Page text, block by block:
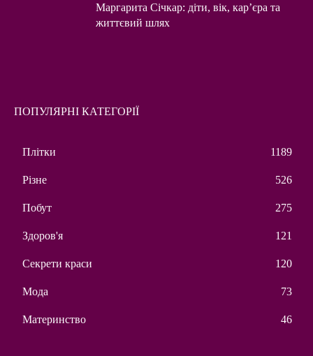
Маргарита Січкар: діти, вік, кар’єра та
життєвий шлях
ПОПУЛЯРНІ КАТЕГОРІЇ
Плітки 1189
Різне 526
Побут 275
Здоров'я 121
Секрети краси 120
Мода 73
Материнство 46